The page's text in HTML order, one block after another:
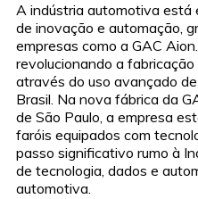
A indústria automotiva está
de inovação e automação,
empresas como a GAC
revolucionando a
através do uso avançado
Brasil. Na nova fábrica da
de São Paulo, a empresa
faróis equipados com
passo significativo rumo à
de tecnologia, dados e
automotiva.